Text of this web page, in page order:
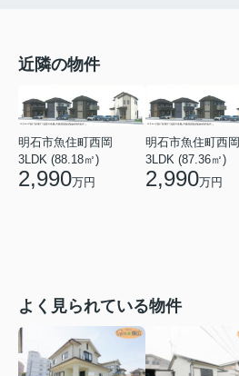
近隣の物件
明石市魚住町西岡
3LDK (88.18㎡)
2,990万円
明石市魚住町西岡
3LDK (87.36㎡)
2,990万円
よく見られている物件